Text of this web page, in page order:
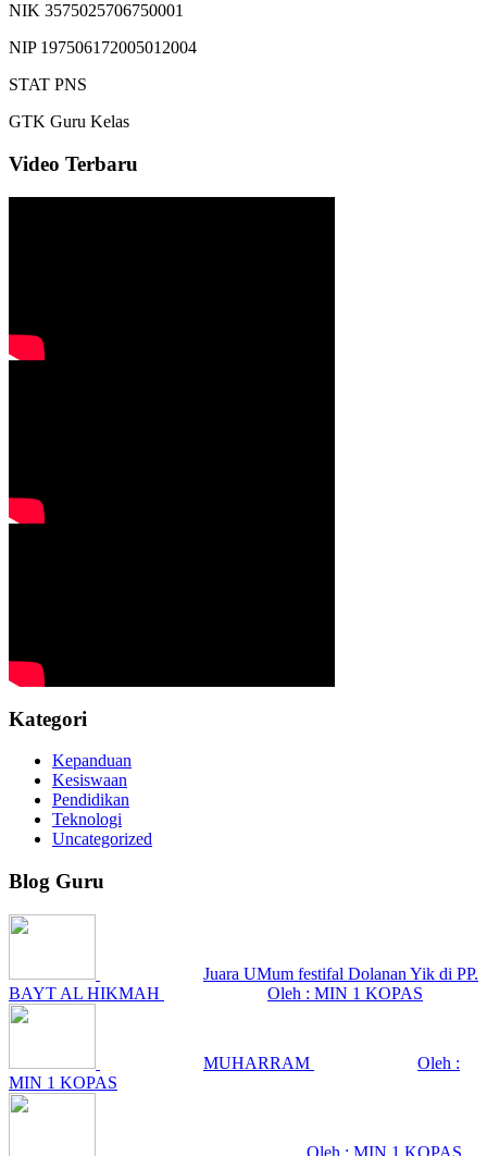
NIK 3575025706750001
NIP 197506172005012004
STAT PNS
GTK Guru Kelas
Video Terbaru
Kategori
Kepanduan
Kesiswaan
Pendidikan
Teknologi
Uncategorized
Blog Guru
Juara UMum festifal Dolanan Yik di PP.
BAYT AL HIKMAH
Oleh : MIN 1 KOPAS
MUHARRAM
Oleh :
MIN 1 KOPAS
Oleh : MIN 1 KOPAS